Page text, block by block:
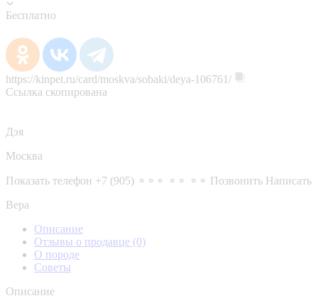
Бесплатно
https://kinpet.ru/card/moskva/sobaki/deya-106761/
Ссылка скопирована
Дэя
Москва
Показать телефон +7 (905) ⚬⚬⚬ ⚬⚬ ⚬⚬ Позвонить Написать
Вера
Описание
Отзывы о продавце (0)
О породе
Советы
Описание